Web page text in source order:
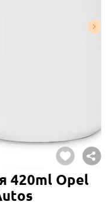
420ml Opel